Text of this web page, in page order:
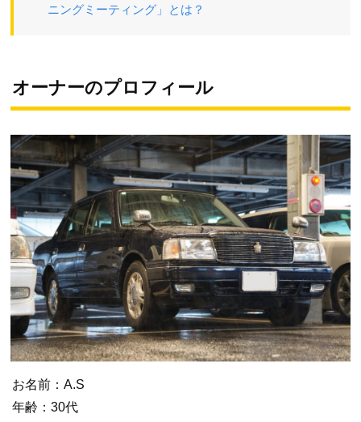
ニングミーティング」とは？
オーナーのプロフィール
お名前：A.S
年齢：30代